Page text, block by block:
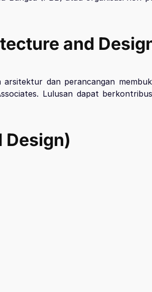
and
dan perancangan
Lulusan dapat
Design)